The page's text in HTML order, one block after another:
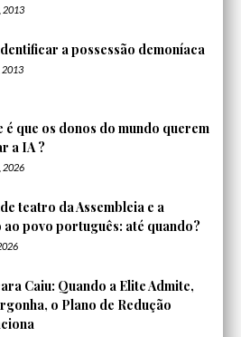
2013
a possessão demoníaca
2013
é que os donos do mundo querem
a IA ?
2026
teatro da Assembleia e a
povo português: até quando?
Caiu: Quando a Elite Admite,
o Plano de Redução